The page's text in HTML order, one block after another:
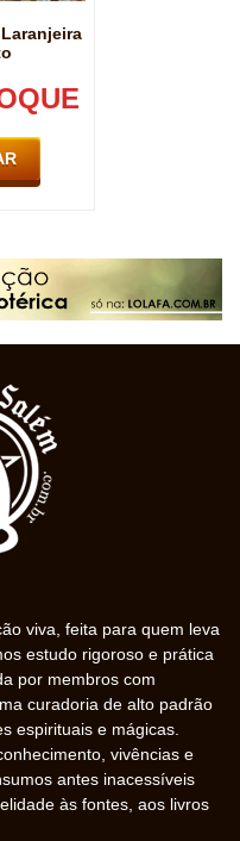
viva, feita para quem leva
estudo rigoroso e prática
por membros com
curadoria de alto padrão
espirituais e mágicas.
vivências e
antes inacessíveis
às fontes, aos livros